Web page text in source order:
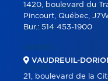
OUTILS IMMOBILIERS
ACHETER
VENDRE
ÉQUIPE
1420, boulevard du
Pincourt, Québec,
Bur.:514 453-1900
VAUDREUIL-
21, boulevard de la